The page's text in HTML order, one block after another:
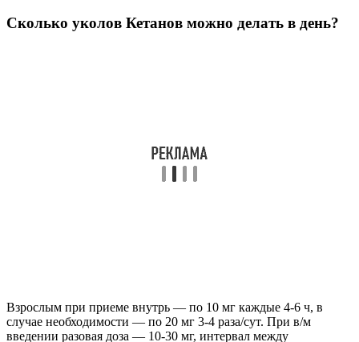
Сколько уколов Кетанов можно делать в день?
Взрослым при приеме внутрь — по 10 мг каждые 4-6 ч, в
случае необходимости — по 20 мг 3-4 раза/сут. При в/м
введении разовая доза — 10-30 мг, интервал между